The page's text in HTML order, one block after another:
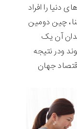
دنیا را افراد
چین دومین
آن یک
ودر نتیجه
جهان